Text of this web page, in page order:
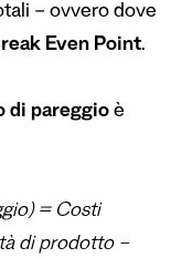
– ovvero dove
Even Point.
di pareggioè
= Costi
di prodotto –